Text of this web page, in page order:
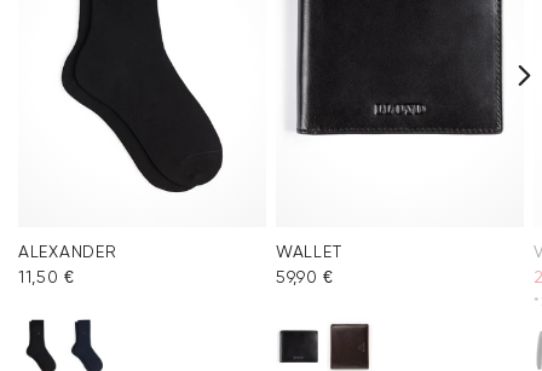
ALEXANDER
11,50 €
WALLET
59,90 €